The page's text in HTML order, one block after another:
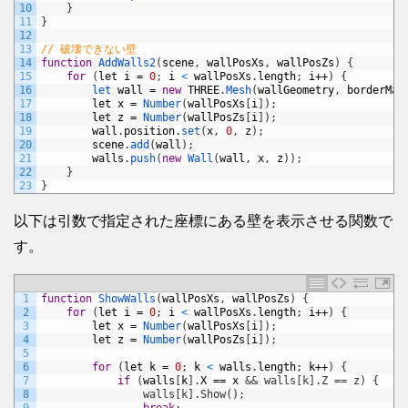
10
11
12
13
14
15
16
17
18
19
20
21
22
23
}
}
// 破壊できない壁
function AddWalls2( scene, wallPosXs , wallPosZs )
{
for
( let i = 0; i < wallPosXs . length; i++)
{
let wall = new THREE. Mesh(wallGeometry,
let x = Number(wallPosXs i ) ;
let
z = Number(wallPosZs i ) ;
wall . position. set (x, 0, z) ;
scene.add (wall ) ;
walls . push( new Wall (wall , x, z) ) ;
}
}
以下は引数で指定された座標にある壁を表示させる関数で
す。
1
2
3
4
5
6
7
8
function ShowWalls (wallPosXs , wallPosZs )
{
for
( let i = 0; i < wallPosXs . length; i++)
{
let x = Number(wallPosXs i ) ;
let
z = Number(wallPosZs i ) ;
for ( let k = 0; k < walls . length; k++)
{
if
(walls k .X == x && walls[k].Z == z) {
walls[k].Show();